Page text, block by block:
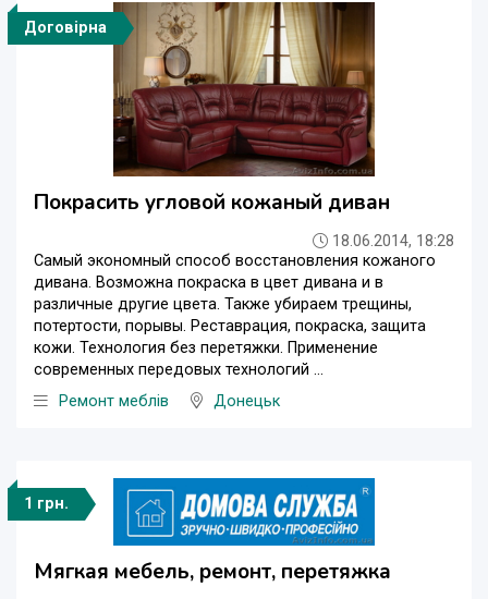
Договірна
Покрасить угловой кожаный диван
18.06.2014, 18:28
Самый экономный способ восстановления кожаного
дивана. Возможна покраска в цвет дивана и в
различные другие цвета. Также убираем трещины,
потертости, порывы. Реставрация, покраска, защита
кожи. Технология без перетяжки. Применение
современных передовых технологий ...
Ремонт меблів
Донецьк
1 грн.
Мягкая мебель, ремонт, перетяжка